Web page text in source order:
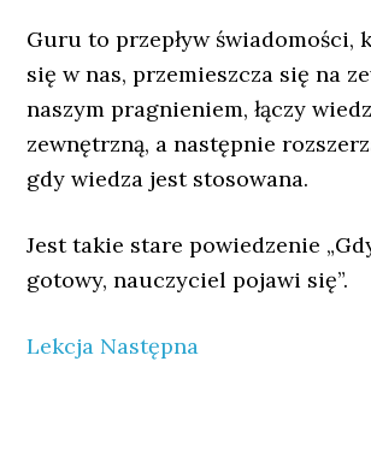
Guru to przepływ świadomości,
się w nas, przemieszcza się na
naszym pragnieniem, łączy
zewnętrzną, a następnie
gdy wiedza jest stosowana.
Jest takie stare powiedzenie
gotowy, nauczyciel pojawi się”.
Lekcja Następna